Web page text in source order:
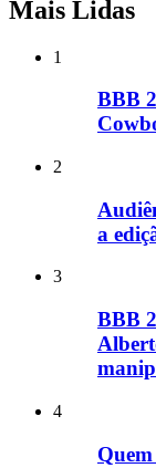
Mais Lidas
1
BBB
2
a
3
BBB
4